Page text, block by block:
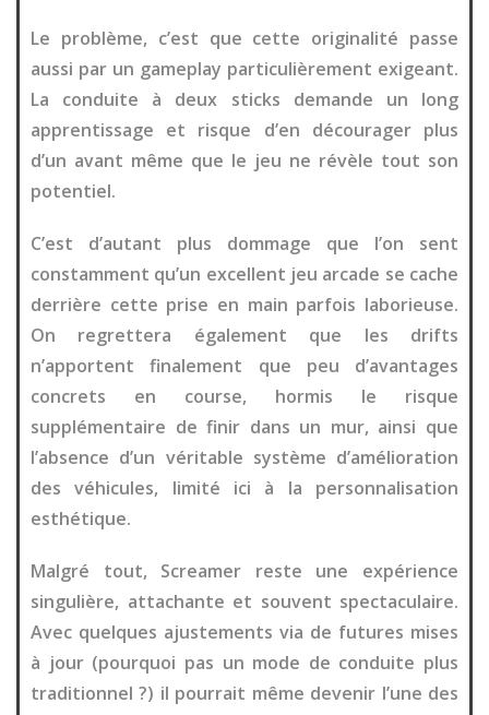
Le problème, c’est que cette originalité passe
aussi par un gameplay particulièrement exigeant.
La conduite à deux sticks demande un long
apprentissage et risque d’en décourager plus
d’un avant même que le jeu ne révèle tout son
potentiel.
C’est d’autant plus dommage que l’on sent
constamment qu’un excellent jeu arcade se cache
derrière cette prise en main parfois laborieuse.
On regrettera également que les drifts
n’apportent finalement que peu d’avantages
concrets en course, hormis le risque
supplémentaire de finir dans un mur, ainsi que
l’absence d’un véritable système d’amélioration
des véhicules, limité ici à la personnalisation
esthétique.
Malgré tout, Screamer reste une expérience
singulière, attachante et souvent spectaculaire.
Avec quelques ajustements via de futures mises
à jour (pourquoi pas un mode de conduite plus
traditionnel ?) il pourrait même devenir l’une des